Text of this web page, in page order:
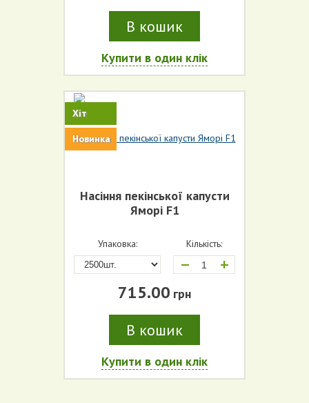
В кошик
Купити в один клік
Хіт
Новинка
Насіння пекінської капусти
Яморі F1
Упаковка: Кількість:
+
715.00 грн
В кошик
Купити в один клік